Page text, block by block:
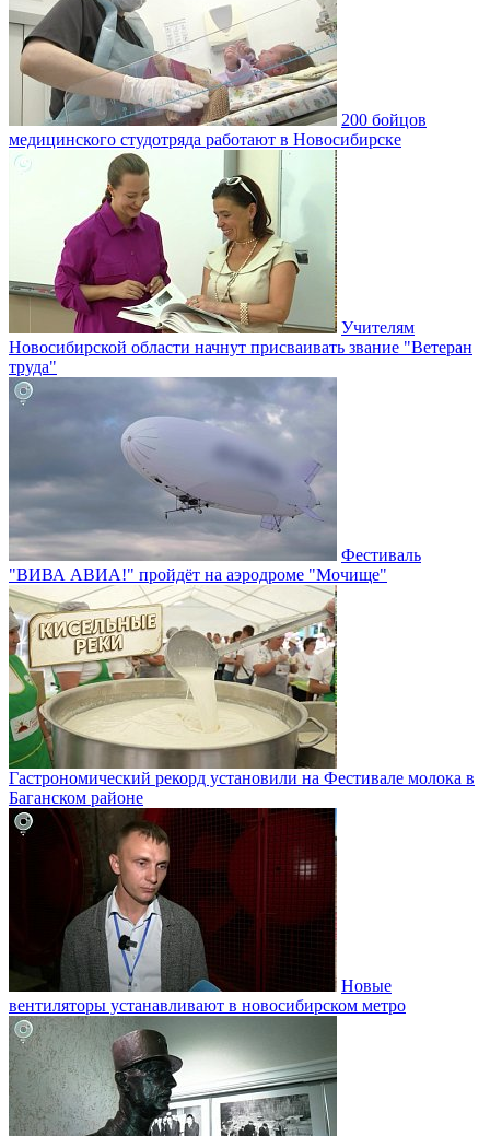
200 бойцов
медицинского студотряда работают в Новосибирске
Учителям
Новосибирской области начнут присваивать звание "Ветеран
труда"
Фестиваль
"ВИВА АВИА!" пройдёт на аэродроме "Мочище"
Гастрономический рекорд установили на Фестивале молока в
Баганском районе
Новые
вентиляторы устанавливают в новосибирском метро